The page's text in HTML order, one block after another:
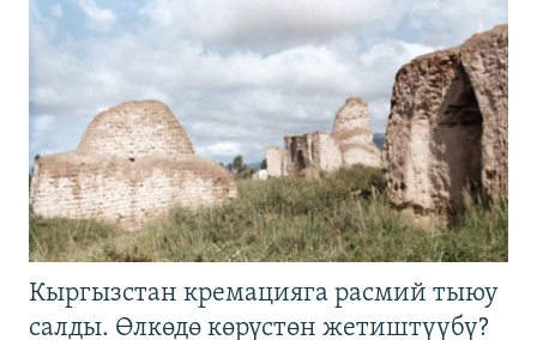
Кыргызстан кремацияга расмий тыюу
салды. Өлкөдө көрүстөн жетиштүүбү?